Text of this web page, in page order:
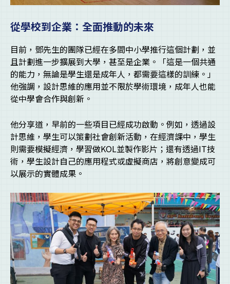
從學校到企業：全面推動的未來
目前，鄧先生的團隊已經在多間中小學推行這個計劃，並
且計劃進一步擴展到大學，甚至是企業。「這是一個共通
的能力，無論是學生還是成年人，都需要這樣的訓練。」
他強調，設計思維的應用並不限於學術環境，成年人也能
從中學會合作與創新。
他分享道，早前的一些項目已經成功啟動。例如，透過設
計思維，學生可以策劃社會創新活動，在經濟課中，學生
則需要模擬經濟，學習做KOL並製作影片；還有透過IT技
術，學生設計自己的應用程式或虛擬商店，將創意變成可
以展示的實體成果。